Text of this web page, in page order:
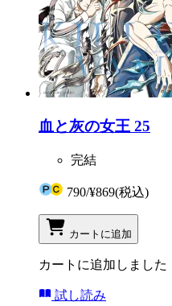
血と灰の女王 25
完結
790/¥869(税込)
カートに追加
カートに追加しました
試し読み